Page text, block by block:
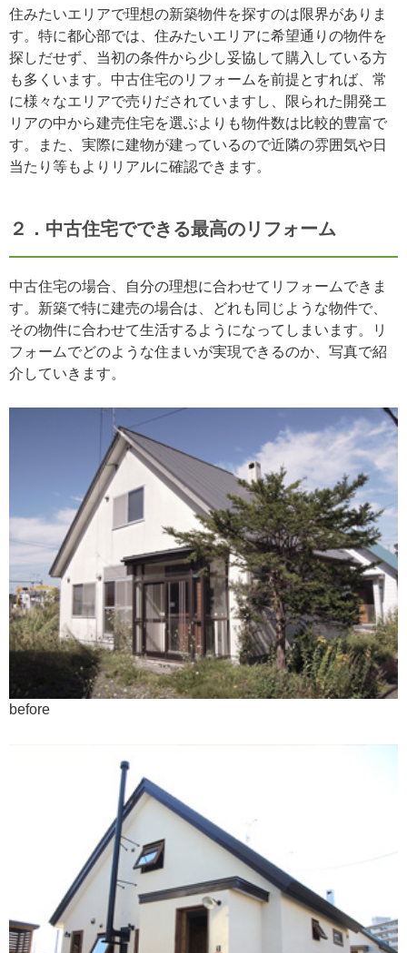
住みたいエリアで理想の新築物件を探すのは限界がありま
す。特に都心部では、住みたいエリアに希望通りの物件を
探しだせず、当初の条件から少し妥協して購入している方
も多くいます。中古住宅のリフォームを前提とすれば、常
に様々なエリアで売りだされていますし、限られた開発エ
リアの中から建売住宅を選ぶよりも物件数は比較的豊富で
す。また、実際に建物が建っているので近隣の雰囲気や日
当たり等もよりリアルに確認できます。
２．中古住宅でできる最高のリフォーム
中古住宅の場合、自分の理想に合わせてリフォームできま
す。新築で特に建売の場合は、どれも同じような物件で、
その物件に合わせて生活するようになってしまいます。リ
フォームでどのような住まいが実現できるのか、写真で紹
介していきます。
before